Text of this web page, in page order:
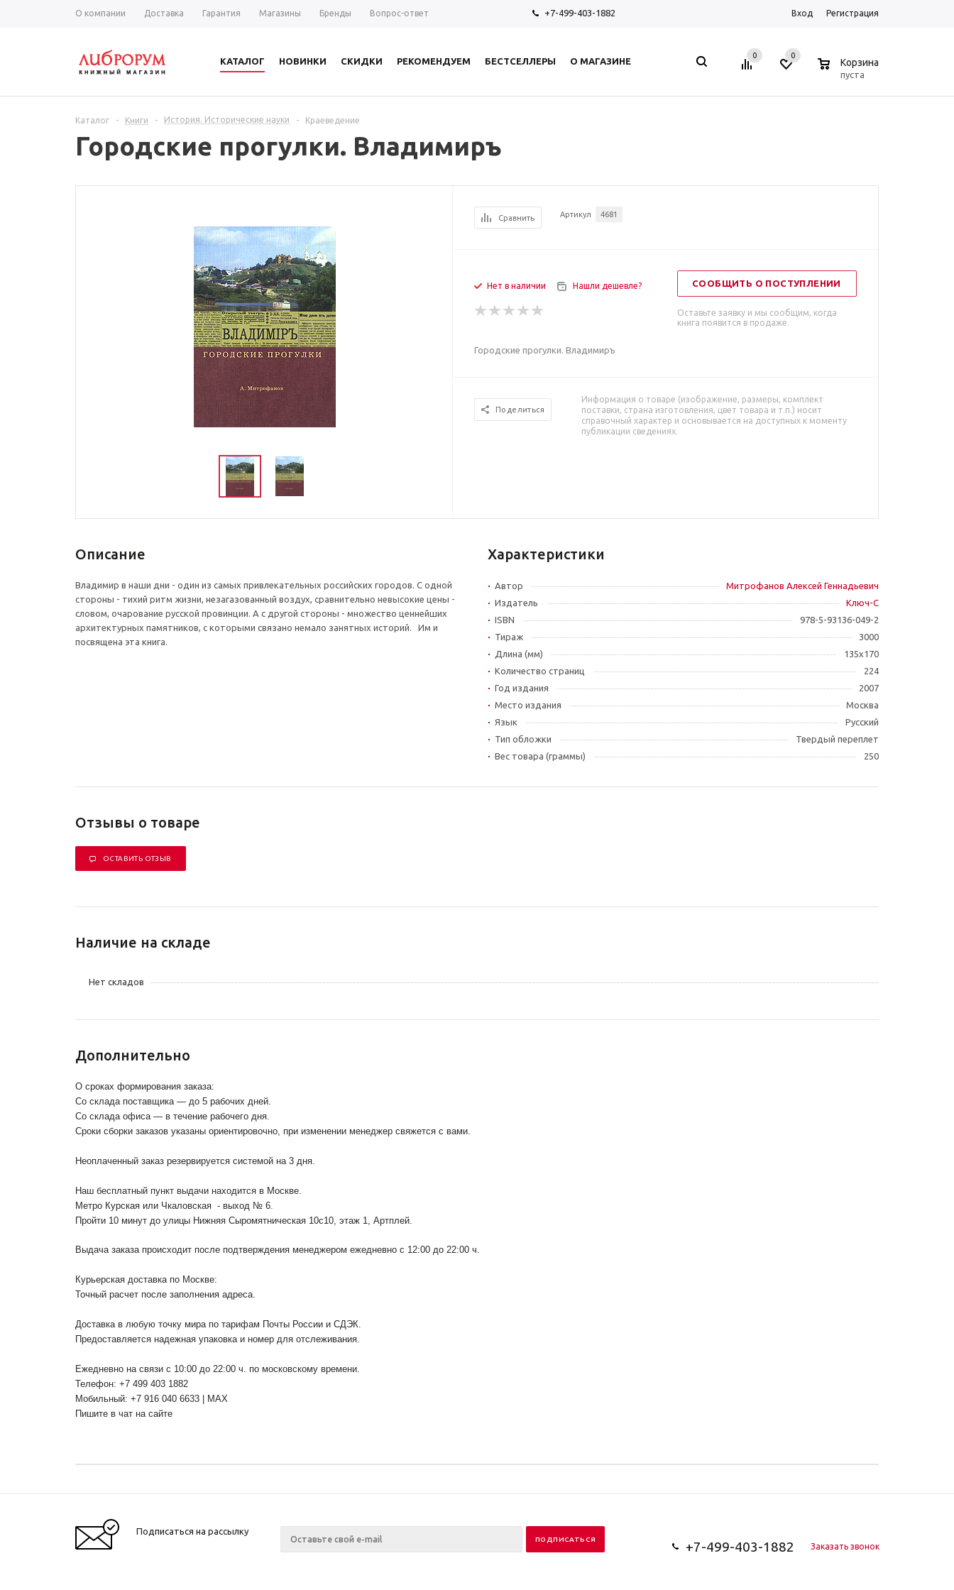
О компании Доставка Гарантия Магазины Бренды Вопрос-ответ +7-499-403-1882 Вход Регистрация
КАТАЛОГ НОВИНКИ СКИДКИ РЕКОМЕНДУЕМ БЕСТСЕЛЛЕРЫ О МАГАЗИНЕ
0 0
Корзина
пуста
Каталог - Книги - История. Исторические науки - Краеведение
Городские прогулки. Владимиръ
Сравнить Артикул 4681
Нет в наличии Нашли дешевле? СООБЩИТЬ О ПОСТУПЛЕНИИ
Оставьте заявку и мы сообщим, когда
книга появится в продаже.
Городские прогулки. Владимиръ
Поделиться
Информация о товаре (изображение, размеры, комплект
поставки, страна изготовления, цвет товара и т.п.) носит
справочный характер и основывается на доступных к моменту
публикации сведениях.
Описание
Владимир в наши дни - один из самых привлекательных российских городов. С одной
стороны - тихий ритм жизни, незагазованный воздух, сравнительно невысокие цены -
словом, очарование русской провинции. А с другой стороны - множество ценнейших
архитектурных памятников, с которыми связано немало занятных историй. Им и
посвящена эта книга.
Характеристики
Автор
Митрофанов Алексей Геннадьевич
Издатель
Ключ-С
ISBN
978-5-93136-049-2
Тираж
3000
Длина (мм)
135х170
Количество страниц
224
Год издания
2007
Место издания
Москва
Язык
Русский
Тип обложки
Твердый переплет
Вес товара (граммы)
250
Отзывы о товаре
ОСТАВИТЬ ОТЗЫВ
Наличие на складе
Нет складов
Дополнительно
О сроках формирования заказа:
Со склада поставщика — до 5 рабочих дней.
Со склада офиса — в течение рабочего дня.
Сроки сборки заказов указаны ориентировочно, при изменении менеджер свяжется с вами.
Неоплаченный заказ резервируется системой на 3 дня.
Наш бесплатный пункт выдачи находится в Москве.
Метро Курская или Чкаловская - выход № 6.
Пройти 10 минут до улицы Нижняя Сыромятническая 10с10 , этаж 1, Артплей.
Выдача заказа происходит после подтверждения менеджером ежедневно с 12:00 до 22:00 ч.
Курьерская доставка по Москве:
Точный расчет после заполнения адреса.
Доставка в любую точку мира по тарифам Почты России и СДЭК.
Предоставляется надежная упаковка и номер для отслеживания.
Ежедневно на связи с 10:00 до 22:00 ч. по московскому времени.
Телефон: +7 499 403 1882
Мобильный: +7 916 040 6633 | MAX
Пишите в чат на сайте
Подписаться на рассылку
+7-499-403-1882 Заказать звонок